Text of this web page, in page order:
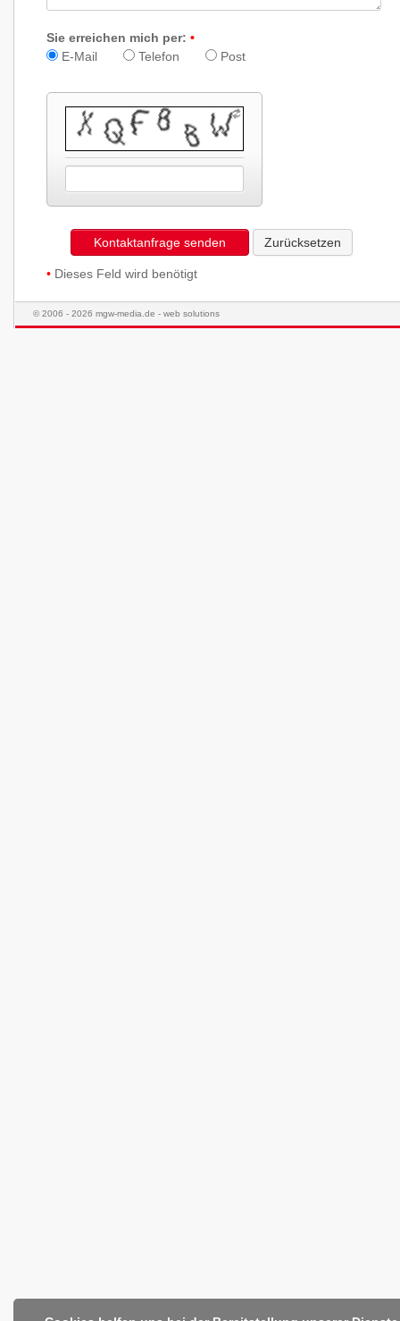
Sie erreichen mich per:
E-Mail
Telefon Post
Kontaktanfrage senden Zurücksetzen
• Dieses Feld wird benötigt
© 2006 - 2026 mgw-media.de - web solutions